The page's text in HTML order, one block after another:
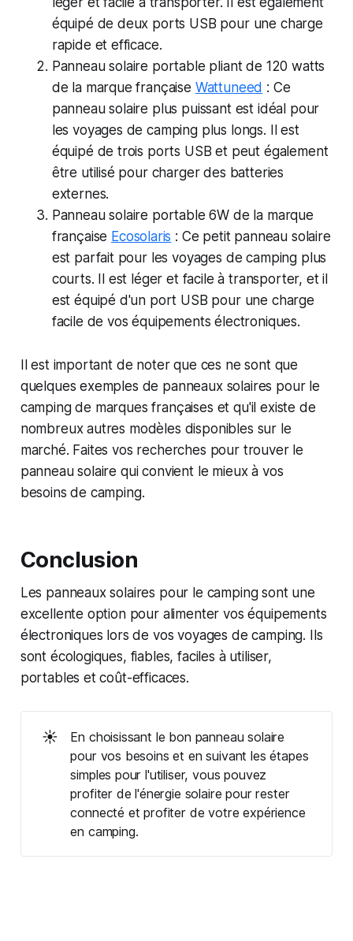
équipé de deux ports USB pour une charge
rapide et efficace.
Panneau solaire portable pliant de 120 watts
de la marque française Wattuneed : Ce
panneau solaire plus puissant est idéal pour
les voyages de camping plus longs. Il est
équipé de trois ports USB et peut également
être utilisé pour charger des batteries
externes.
Panneau solaire portable 6W de la marque
française Ecosolaris : Ce petit panneau solaire
est parfait pour les voyages de camping plus
courts. Il est léger et facile à transporter, et il
est équipé d'un port USB pour une charge
facile de vos équipements électroniques.
Il est important de noter que ces ne sont que
quelques exemples de panneaux solaires pour le
camping de marques françaises et qu'il existe de
nombreux autres modèles disponibles sur le
marché. Faites vos recherches pour trouver le
panneau solaire qui convient le mieux à vos
besoins de camping.
Conclusion
Les panneaux solaires pour le camping sont une
excellente option pour alimenter vos équipements
électroniques lors de vos voyages de camping. Ils
sont écologiques, fiables, faciles à utiliser,
portables et coût-efficaces.
☀️
En choisissant le bon panneau solaire
pour vos besoins et en suivant les étapes
simples pour l'utiliser, vous pouvez
profiter de l'énergie solaire pour rester
connecté et profiter de votre expérience
en camping.